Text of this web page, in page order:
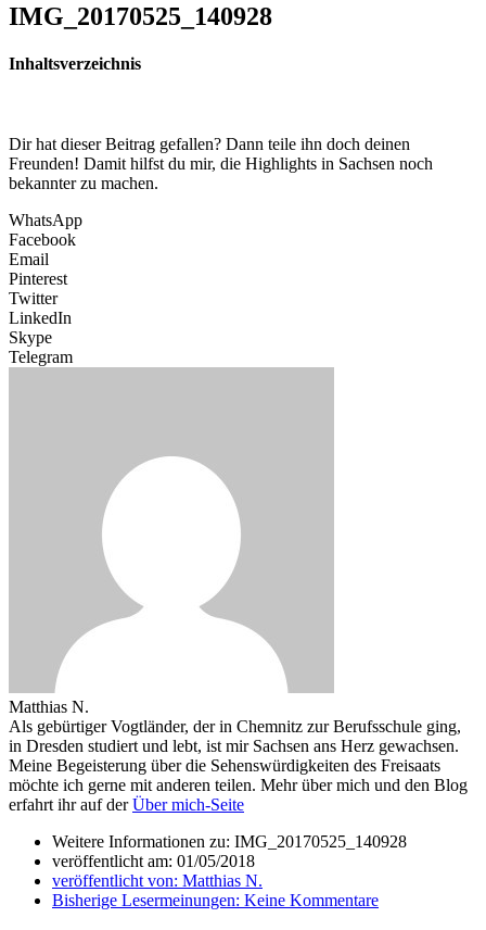
IMG_20170525_140928
Inhaltsverzeichnis
Dir hat dieser Beitrag gefallen? Dann teile ihn doch deinen
Freunden! Damit hilfst du mir, die Highlights in Sachsen noch
bekannter zu machen.
WhatsApp
Facebook
Email
Pinterest
Twitter
LinkedIn
Skype
Telegram
Matthias N.
Als gebürtiger Vogtländer, der in Chemnitz zur Berufsschule ging,
in Dresden studiert und lebt, ist mir Sachsen ans Herz gewachsen.
Meine Begeisterung über die Sehenswürdigkeiten des Freisaats
möchte ich gerne mit anderen teilen. Mehr über mich und den Blog
erfahrt ihr auf derÜber mich-Seite
Weitere Informationen zu: IMG_20170525_140928
veröffentlicht am: 01/05/2018
veröffentlicht von: Matthias N.
Bisherige Lesermeinungen: Keine Kommentare